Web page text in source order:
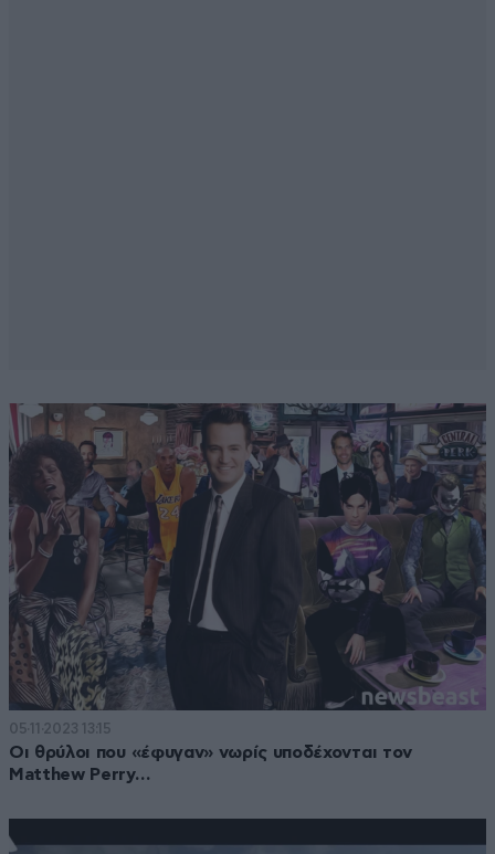
05·11·2023 13:15
Οι θρύλοι που «έφυγαν» νωρίς υποδέχονται τον
Matthew Perry…